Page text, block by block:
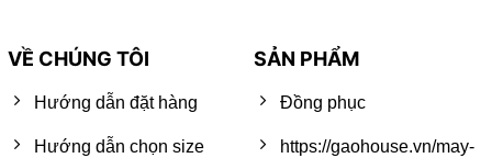
VỀ CHÚNG TÔI
Hướng dẫn đặt hàng
Hướng dẫn chọn size
SẢN PHẨM
Đồng phục
https://gaohouse.vn/may-